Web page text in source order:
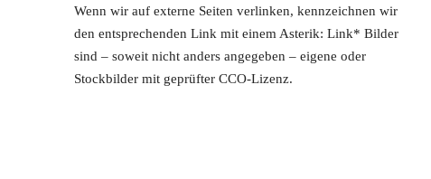
Wenn wir auf externe Seiten verlinken, kennzeichnen wir
den entsprechenden Link mit einem Asterik: Link* Bilder
sind – soweit nicht anders angegeben – eigene oder
Stockbilder mit geprüfter CCO-Lizenz.